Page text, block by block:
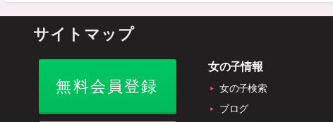
サイトマップ
無料会員登録
女の子情報
女の子検索
ブログ